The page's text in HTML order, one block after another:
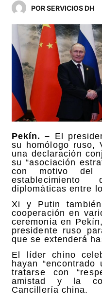
POR SERVICIOS DH
Pekín. – El
su homólogo ruso,
una declaración
su “asociación
con motivo del
diplomáticas entre
Xi y Putin
cooperación en
ceremonia en
presidente ruso
que se extenderá
El líder chino
hayan “encontrado
tratarse con
amistad y la
Cancillería china.